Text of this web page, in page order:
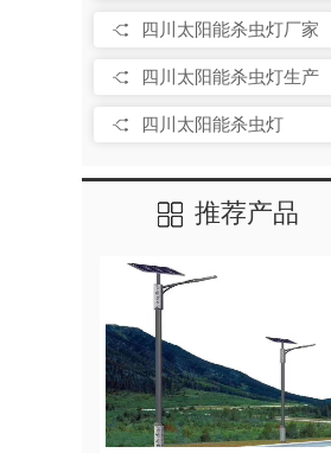
四川太阳能杀虫灯厂家
四川太阳能杀虫灯生产
四川太阳能杀虫灯
推荐产品